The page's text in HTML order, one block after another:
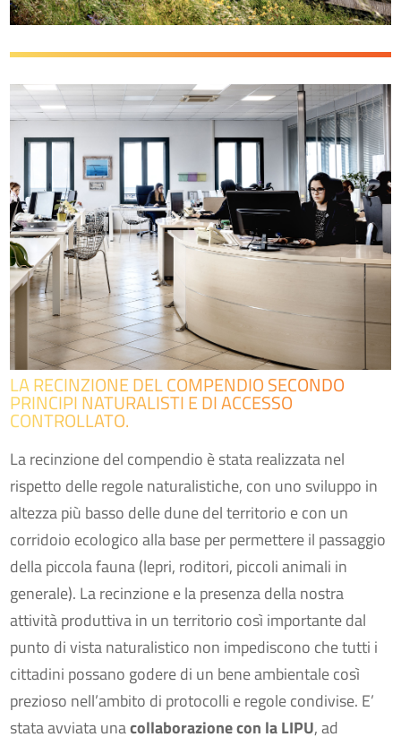
LA RECINZIONE DEL COMPENDIO SECONDO
PRINCIPI NATURALISTI E DI ACCESSO
CONTROLLATO.
La recinzione del compendio è stata realizzata nel
rispetto delle regole naturalistiche, con uno sviluppo in
altezza più basso delle dune del territorio e con un
corridoio ecologico alla base per permettere il passaggio
della piccola fauna (lepri, roditori, piccoli animali in
generale). La recinzione e la presenza della nostra
attività produttiva in un territorio così importante dal
punto di vista naturalistico non impediscono che tutti i
cittadini possano godere di un bene ambientale così
prezioso nell’ambito di protocolli e regole condivise. E’
stata avviata unacollaborazione con la LIPU, ad